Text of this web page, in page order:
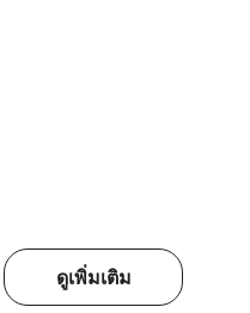
ดูเพิ่มเติม